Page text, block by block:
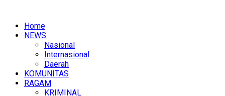
Home
NEWS
Nasional
Internasional
Daerah
KOMUNITAS
RAGAM
KRIMINAL